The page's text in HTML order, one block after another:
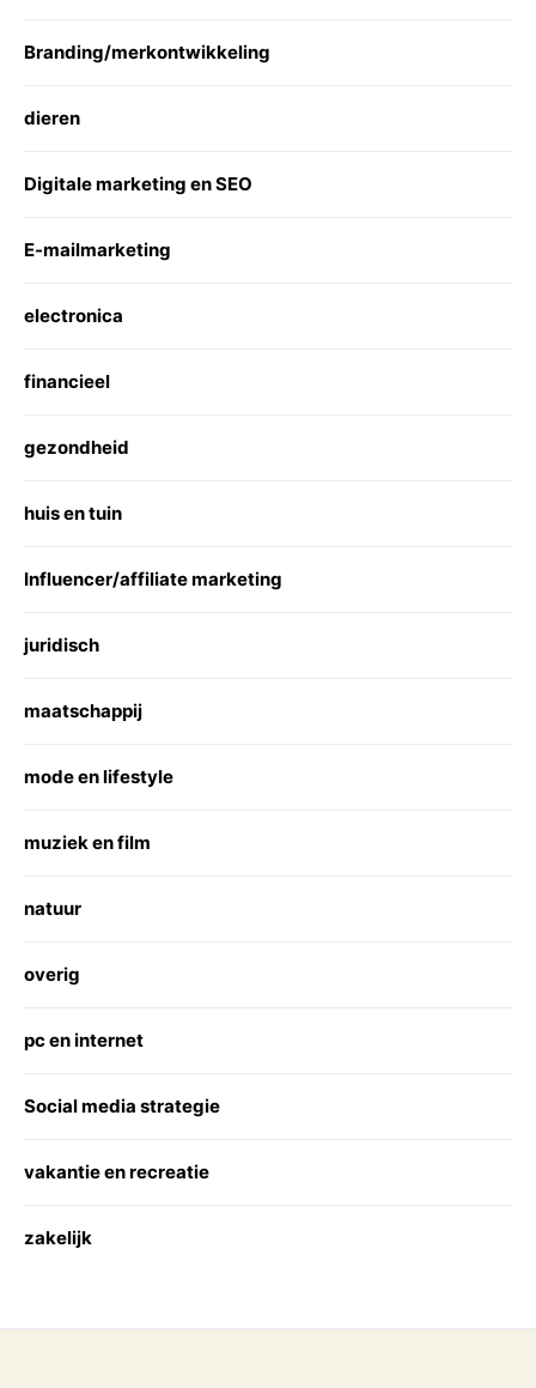
Branding/merkontwikkeling
dieren
Digitale marketing en SEO
E-mailmarketing
electronica
financieel
gezondheid
huis en tuin
Influencer/affiliate marketing
juridisch
maatschappij
mode en lifestyle
muziek en film
natuur
overig
pc en internet
Social media strategie
vakantie en recreatie
zakelijk